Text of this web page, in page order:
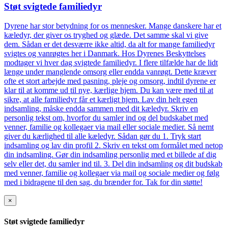
Støt svigtede familiedyr
Dyrene har stor betydning for os mennesker. Mange danskere har et
kæledyr, der giver os tryghed og glæde. Det samme skal vi give
dem. Sådan er det desværre ikke altid, da alt for mange familiedyr
svigtes og vanrøgtes her i Danmark. Hos Dyrenes Beskyttelses
modtager vi hver dag svigtede familiedyr. I flere tilfælde har de lidt
længe under manglende omsorg eller endda vanrøgt. Dette kræver
ofte et stort arbejde med pasning, pleje og omsorg, indtil dyrene er
klar til at komme ud til nye, kærlige hjem. Du kan være med til at
sikre, at alle familiedyr får et kærligt hjem. Lav din helt egen
indsamling, måske endda sammen med dit kæledyr. Skriv en
personlig tekst om, hvorfor du samler ind og del budskabet med
venner, familie og kollegaer via mail eller sociale medier. Så nemt
giver du kærlighed til alle kæledyr. Sådan gør du 1. Tryk start
indsamling og lav din profil 2. Skriv en tekst om formålet med netop
din indsamling. Gør din indsamling personlig med et billede af dig
selv eller det, du samler ind til. 3. Del din indsamling og dit budskab
med venner, familie og kollegaer via mail og sociale medier og følg
med i bidragene til den sag, du brænder for. Tak for din støtte!
×
Støt svigtede familiedyr